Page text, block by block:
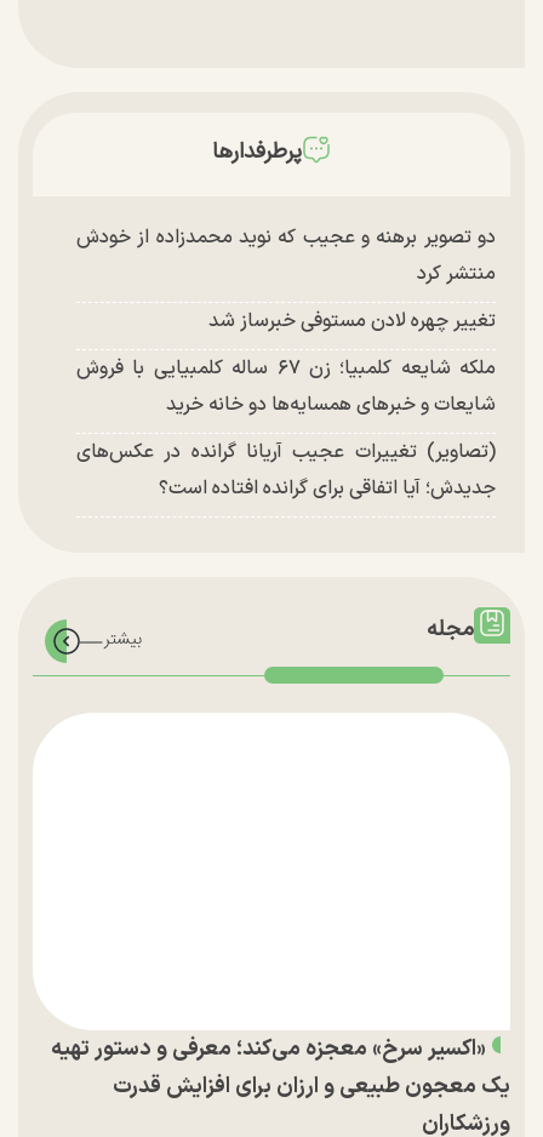
پرطرفدارها
دو تصویر برهنه و عجیب که نوید محمدزاده از خودش
منتشر کرد
تغییر چهره لادن مستوفی خبرساز شد
ملکه شایعه کلمبیا؛ زن ۶۷ ساله کلمبیایی با فروش
شایعات و خبر‌های همسایه‌ها دو خانه خرید
(تصاویر) تغییرات عجیب آریانا گرانده در عکس‌های
جدیدش؛ آیا اتفاقی برای گرانده افتاده است؟
مجله
«اکسیر سرخ» معجزه می‌کند؛ معرفی و دستور تهیه
یک معجون طبیعی و ارزان برای افزایش قدرت